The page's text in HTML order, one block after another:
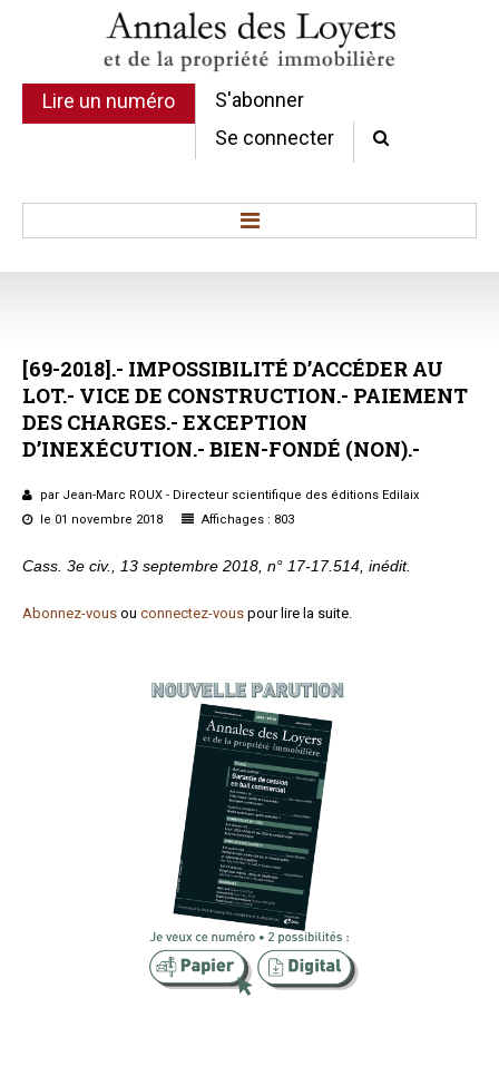
Lire un numéro
S'abonner
Se connecter
Sommaires
Chroniques
Etudes de texte
Conclusions et Rapports
Formez-vous !
[69-2018].- IMPOSSIBILITÉ D’ACCÉDER AU
LOT.- VICE DE CONSTRUCTION.- PAIEMENT
DES CHARGES.- EXCEPTION
D’INEXÉCUTION.- BIEN-FONDÉ (NON).-
par Jean-Marc ROUX - Directeur scientifique des éditions Edilaix
le 01 novembre 2018
Affichages : 803
Cass. 3e civ., 13 septembre 2018, n° 17-17.514, inédit.
Abonnez-vous ou connectez-vous pour lire la suite.